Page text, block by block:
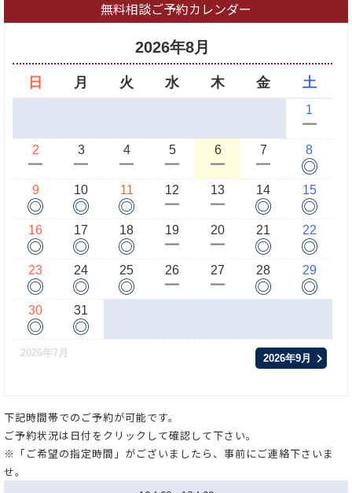
無料相談ご予約カレンダー
2026年8月
日 月 火 水 木 金 土
1
ー
2
ー
3
ー
4
ー
5
ー
6
ー
7
ー
8
◎
9
◎
10
◎
11
◎
12
ー
13
ー
14
◎
15
◎
16
◎
17
◎
18
◎
19
ー
20
ー
21
◎
22
◎
23
◎
24
◎
25
◎
26
ー
27
ー
28
◎
29
◎
30
◎
31
◎
2026年7月 2026年9月
下記時間帯でのご予約が可能です。
ご予約状況は日付をクリックして確認して下さい。
※「ご希望の指定時間」がございましたら、事前にご連絡下さいま
せ。